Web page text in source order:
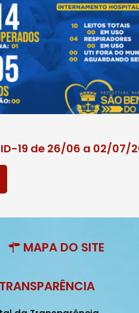
19 de 26/06 a 02/07/
MAPA DO SITE
TRANSPARÊNCIA